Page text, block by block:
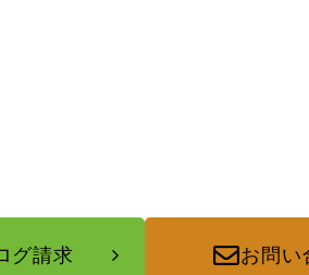
グ請求 お問い